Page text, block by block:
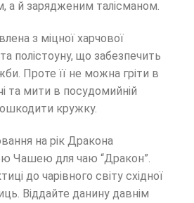
а й зарядженим талісманом.
з міцної харчової
полістоуну, що забезпечить
Проте її не можна гріти в
та мити в посудомийній
кружку.
на рік Дракона
Чашею для чаю “Дракон”.
до чарівного світу східної
Віддайте данину давнім